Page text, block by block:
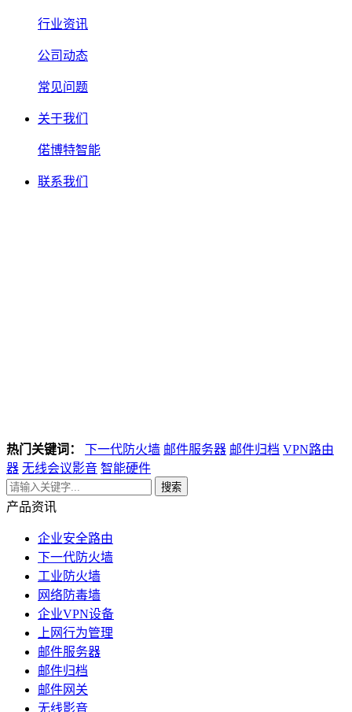
行业资讯
公司动态
常见问题
关于我们
偌博特智能
联系我们
热门关键词： 下一代防火墙 邮件服务器 邮件归档 VPN路由
器 无线会议影音 智能硬件
搜索
产品资讯
企业安全路由
下一代防火墙
工业防火墙
网络防毒墙
企业VPN设备
上网行为管理
邮件服务器
邮件归档
邮件网关
无线影音